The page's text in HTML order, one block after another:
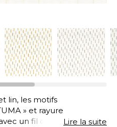
lin, les motifs
» et rayure
un fil de coton selon
Lire la suite